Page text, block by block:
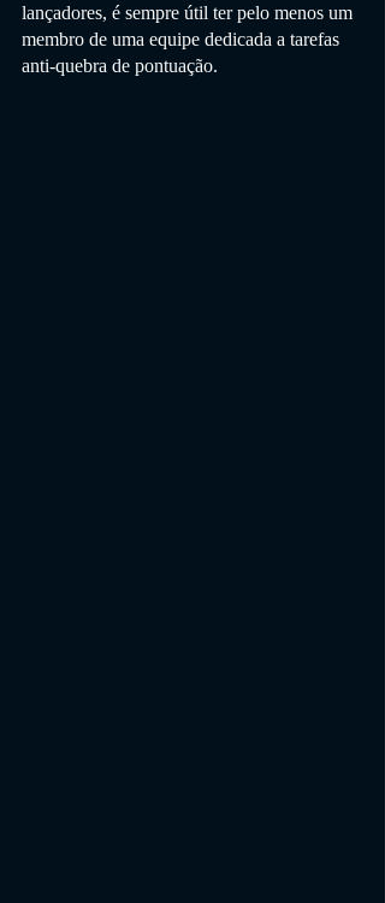
lançadores, é sempre útil ter pelo menos um
membro de uma equipe dedicada a tarefas
anti-quebra de pontuação.